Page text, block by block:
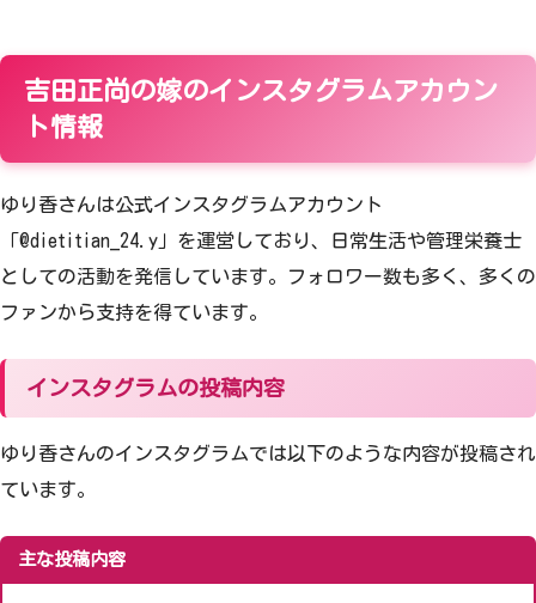
吉田正尚の嫁のインスタグラムアカウン
ト情報
ゆり香さんは公式インスタグラムアカウント
「@dietitian_24.y」を運営しており、日常生活や管理栄養士
としての活動を発信しています。フォロワー数も多く、多くの
ファンから支持を得ています。
インスタグラムの投稿内容
ゆり香さんのインスタグラムでは以下のような内容が投稿され
ています。
主な投稿内容